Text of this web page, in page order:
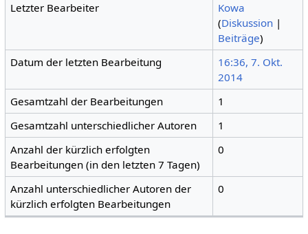
Letzter Bearbeiter
Kowa
(Diskussion |
Beiträge)
Datum der letzten Bearbeitung
16:36, 7. Okt.
2014
Gesamtzahl der Bearbeitungen
1
Gesamtzahl unterschiedlicher Autoren
1
Anzahl der kürzlich erfolgten
Bearbeitungen (in den letzten 7 Tagen)
0
Anzahl unterschiedlicher Autoren der
kürzlich erfolgten Bearbeitungen
0